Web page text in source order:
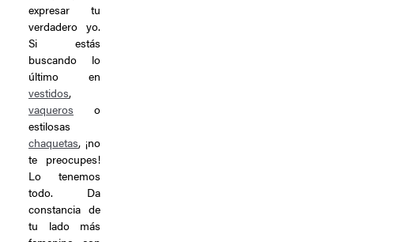
expresar tu
verdadero yo.
Si estás
buscando lo
último en
vestidos,
vaqueros o
estilosas
chaquetas, ¡no
te preocupes!
Lo tenemos
todo. Da
constancia de
tu lado más